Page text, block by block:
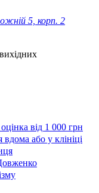
5, корп. 2
від 1 000 грн
або у клініці